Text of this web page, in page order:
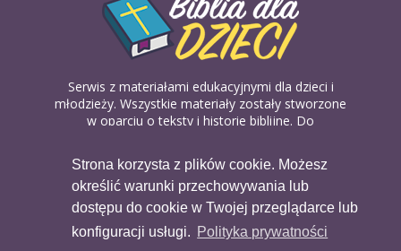
Strona korzysta z plików cookie. Możesz
określić warunki przechowywania lub
dostępu do cookie w Twojej przeglądarce lub
konfiguracji usługi. Polityka prywatności
Serwis z materiałami edukacyjnymi dla dzieci i
młodzieży. Wszystkie materiały zostały stworzone
w oparciu o teksty i historie biblijne. Do
biblijnych. Można je pobierać, drukować i
udostępniać bez żadnych opłat. Materiałów
dostępnych na serwisie nie można wykorzystywać
w celach komercyjnych.